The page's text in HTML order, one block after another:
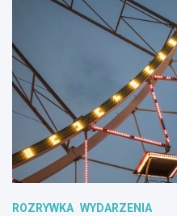
ROZRYWKA WYDARZENIA